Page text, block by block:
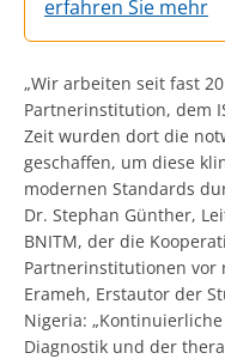
erfahren Sie mehr
„Wir arbeiten seit fast
Partnerinstitution, dem
Zeit wurden dort die
geschaffen, um diese
modernen Standards
Dr. Stephan Günther,
BNITM, der die
Partnerinstitutionen vor
Erameh, Erstautor der
Nigeria:
Diagnostik und der